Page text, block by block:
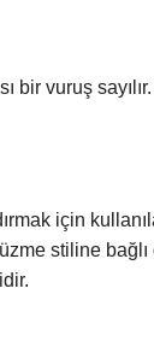
bir vuruş sayılır.
için
stiline bağlı